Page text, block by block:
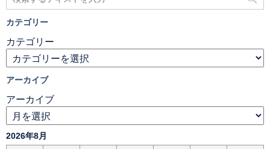
カテゴリー
カテゴリー
アーカイブ
アーカイブ
2026年8月